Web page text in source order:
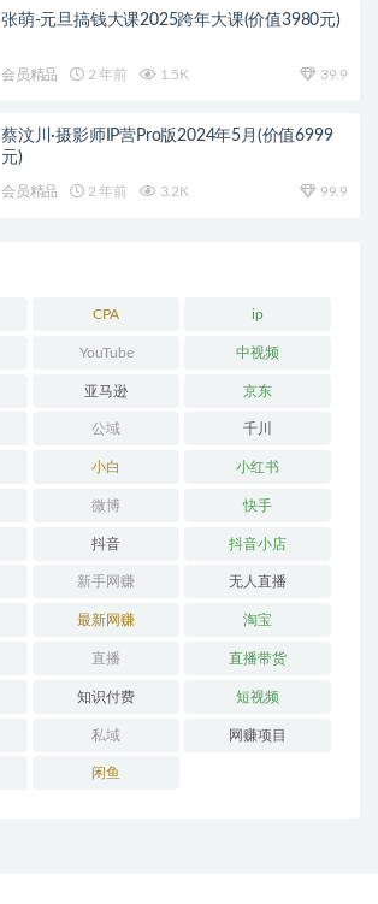
张萌-元旦搞钱大课2025跨年大课(价值3980元)
会员精品 2 年前 1.5K 39.9
蔡汶川·摄影师IP营Pro版2024年5月(价值6999
元)
会员精品 2 年前 3.2K 99.9
CPA ip
YouTube 中视频
亚马逊 京东
公域 千川
小白 小红书
微博 快手
抖音 抖音小店
新手网赚 无人直播
最新网赚 淘宝
直播 直播带货
知识付费 短视频
私域 网赚项目
闲鱼